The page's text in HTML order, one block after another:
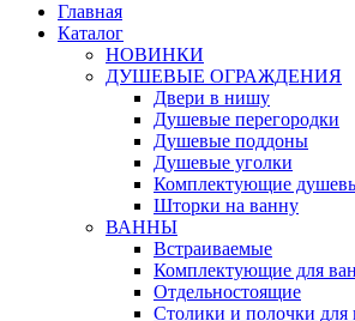
Главная
Каталог
НОВИНКИ
ДУШЕВЫЕ ОГРАЖДЕНИЯ
Двери в нишу
Душевые перегородки
Душевые поддоны
Душевые уголки
Комплектующие
Шторки на ванну
ВАННЫ
Встраиваемые
Комплектующие для
Отдельностоящие
Столики и полочки для